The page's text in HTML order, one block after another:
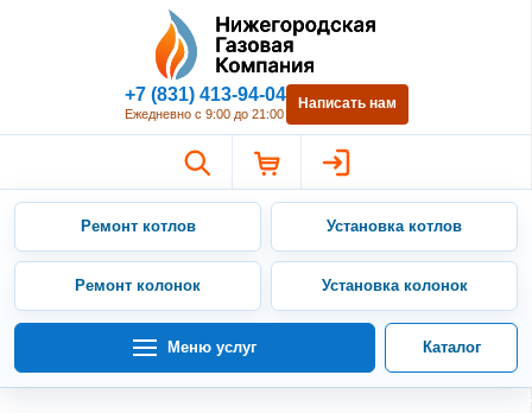
Нижегородская Газовая
+7 (831) 413-94-04
Ежедневно с 9:00 до 21:00
Написать нам
Ремонт котлов Установка котлов
Ремонт колонок Установка колонок
Меню услуг Каталог